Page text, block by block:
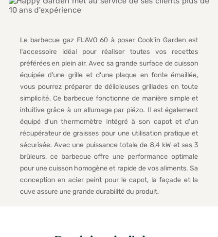
Le barbecue gaz FLAVO 60 à poser Cook'in Garden est
l'accessoire idéal pour réaliser toutes vos recettes
préférées en plein air. Avec sa grande surface de cuisson
équipée d'une grille et d'une plaque en fonte émaillée,
vous pourrez préparer de délicieuses grillades en toute
simplicité. Ce barbecue fonctionne de manière simple et
intuitive grâce à un allumage par piézo. Il est également
équipé d'un thermomètre intégré à son capot et d'un
récupérateur de graisses pour une utilisation pratique et
sécurisée. Avec une puissance totale de 8,4 kW et ses 3
brûleurs, ce barbecue offre une performance optimale
pour une cuisson homogène et rapide de vos aliments. Sa
conception en acier peint pour le capot, la façade et la
cuve assure une grande durabilité du produit.